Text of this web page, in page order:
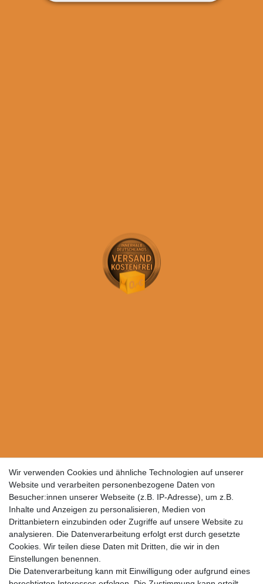
Wir verwenden Cookies und ähnliche Technologien auf unserer
Website und verarbeiten personenbezogene Daten von
Besucher:innen unserer Webseite (z.B. IP-Adresse), um z.B.
Inhalte und Anzeigen zu personalisieren, Medien von
Drittanbietern einzubinden oder Zugriffe auf unsere Website zu
analysieren. Die Datenverarbeitung erfolgt erst durch gesetzte
Cookies. Wir teilen diese Daten mit Dritten, die wir in den
Einstellungen benennen.
Die Datenverarbeitung kann mit Einwilligung oder aufgrund eines